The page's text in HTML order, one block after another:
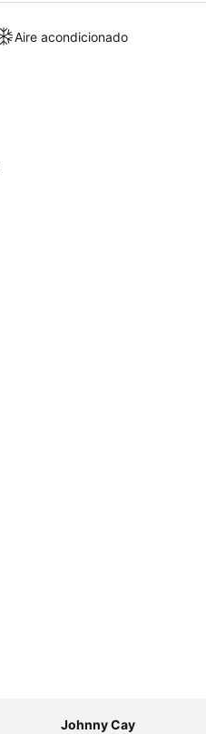
Aire acondicionado
Johnny Cay